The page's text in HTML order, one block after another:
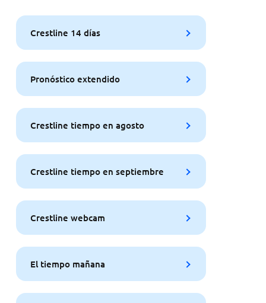
Crestline 14 días
Pronóstico extendido
Crestline tiempo en agosto
Crestline tiempo en septiembre
Crestline webcam
El tiempo mañana